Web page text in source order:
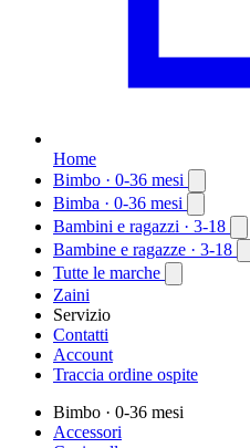
Home
Bimbo · 0-36 mesi
Bimba · 0-36 mesi
Bambini e ragazzi · 3-18
Bambine e ragazze · 3-18
Tutte le marche
Zaini
Servizio
Contatti
Account
Traccia ordine ospite
Bimbo · 0-36 mesi
Accessori